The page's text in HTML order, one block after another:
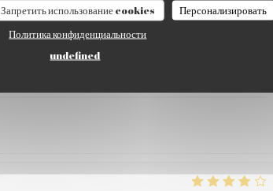
Запретить использование cookies
Персонализировать
Политика конфиденциальности
undefined